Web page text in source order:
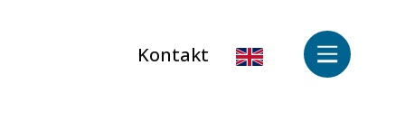
Kontakt